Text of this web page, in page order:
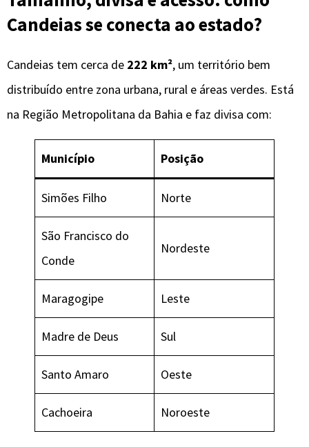
Candeias se conecta ao estado?
Candeias tem cerca de 222 km², um território bem
distribuído entre zona urbana, rural e áreas verdes. Está
na Região Metropolitana da Bahia e faz divisa com:
Município Posição
Simões Filho Norte
São Francisco do
Conde
Nordeste
Maragogipe Leste
Madre de Deus Sul
Santo Amaro Oeste
Cachoeira Noroeste